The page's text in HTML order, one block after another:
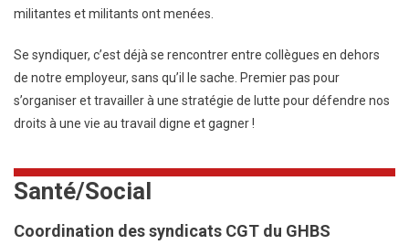
militantes et militants ont menées.
Se syndiquer, c’est déjà se rencontrer entre collègues en dehors
de notre employeur, sans qu’il le sache. Premier pas pour
s’organiser et travailler à une stratégie de lutte pour défendre nos
droits à une vie au travail digne et gagner !
Santé/Social
Coordination des syndicats CGT du GHBS